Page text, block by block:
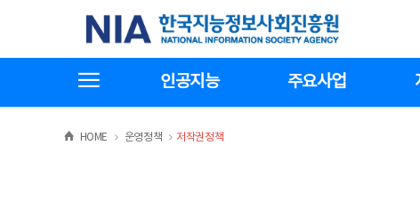
기
한국지능정보사회진흥원
인공지능 주요사업
HOME >운영정책 >
저작권정책